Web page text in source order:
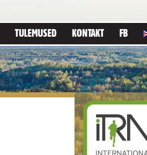
TULEMUSED KONTAKT FB